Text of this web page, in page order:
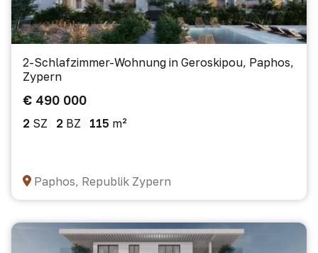
2-Schlafzimmer-Wohnung in Geroskipou, Paphos,
Zypern
€ 490 000
2 SZ 2 BZ 115 m²
Paphos, Republik Zypern